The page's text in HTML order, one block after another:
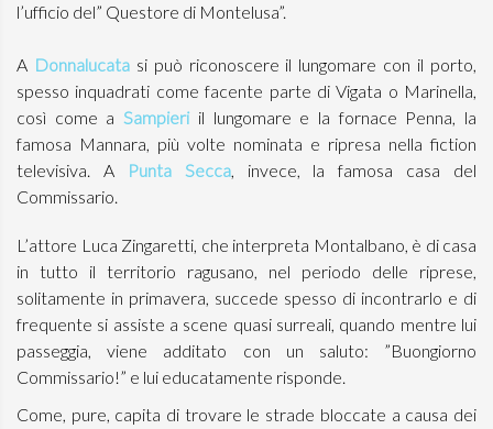
l’ufficio del” Questore di Montelusa”.
A Donnalucata si può riconoscere il lungomare con il porto,
spesso inquadrati come facente parte di Vigata o Marinella,
così come aSampieri il lungomare e la fornace Penna, la
famosa Mannara, più volte nominata e ripresa nella fiction
televisiva. A
Punta Secca, invece, la famosa casa del
Commissario.
L’attore Luca Zingaretti, che interpreta Montalbano, è di casa
in tutto il territorio ragusano, nel periodo delle riprese,
solitamente in primavera, succede spesso di incontrarlo e di
frequente si assiste a scene quasi surreali, quando mentre lui
passeggia, viene additato con un saluto: ”Buongiorno
Commissario!” e lui educatamente risponde.
Come, pure, capita di trovare le strade bloccate a causa dei